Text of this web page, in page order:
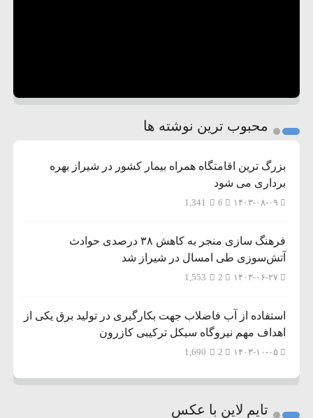
محبوب ترین نوشته ها
بزرگ ترین اقامتگاه همراه بیمار کشور در شیراز بهره
برداری می شود
۱۴۰۳-۰۸-۰۹ 1,341
فرهنگ سازی منجر به کاهش ۳۸ درصدی حوادث
آتش‌سوزی طی امسال در شیراز شد
۱۴۰۳-۰۶-۲۷ 1,553
استفاده از آب فاضلاب جهت بکارگیری در تولید برق یکی از
اهداف مهم نیروگاه سیکل ترکیبی کازرون
۱۴۰۳-۱۰-۰۵ 1,690
تایم لاین با عکس